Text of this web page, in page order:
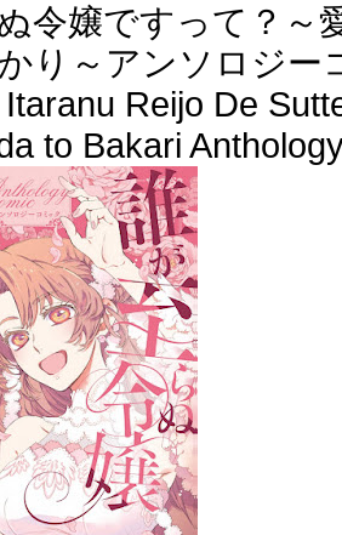
令嬢ですって？～
り～アンソロジー
Reijo De
to Bakari